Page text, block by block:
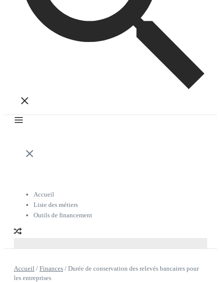
Accueil
Liste des métiers
Outils de financement
Accueil / Finances / Durée de conservation des relevés bancaires pour
les entreprises